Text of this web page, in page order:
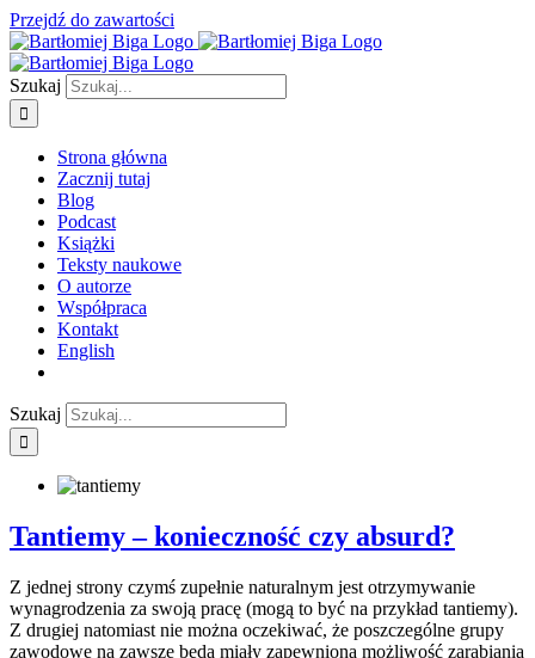
Przejdź do zawartości
Szukaj
Strona główna
Zacznij tutaj
Blog
Podcast
Książki
Teksty naukowe
O autorze
Współpraca
Kontakt
English
Szukaj
Tantiemy – konieczność czy absurd?
Z jednej strony czymś zupełnie naturalnym jest otrzymywanie
wynagrodzenia za swoją pracę (mogą to być na przykład tantiemy).
Z drugiej natomiast nie można oczekiwać, że poszczególne grupy
zawodowe na zawsze będą miały zapewnioną możliwość zarabiania